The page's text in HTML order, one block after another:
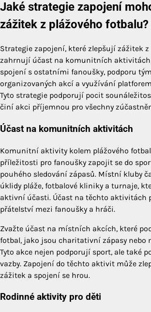
Jaké strategie zapojení
zážitek z plážového fotbalu?
Strategie zapojení, které zlepšují zážitek
zahrnují účast na komunitních
spojení s ostatními fanoušky, podporu
organizovaných akcí a využívání
Tyto strategie podporují pocit
činí akci příjemnou pro všechny
Účast na komunitních aktivitách
Komunitní aktivity kolem plážového
příležitosti pro fanoušky zapojit se do
pouhého sledování zápasů. Místní kluby
úklidy pláže, fotbalové kliniky a turnaje,
aktivní účasti. Účast na těchto aktivitách
přátelství mezi fanoušky a hráči.
Zvažte účast na místních akcích, které
fotbal, jako jsou charitativní zápasy nebo
Tyto akce nejen podporují sport, ale také
vazby. Zapojení do těchto aktivit může
zážitek a spojení se hrou.
Rodinné aktivity pro děti